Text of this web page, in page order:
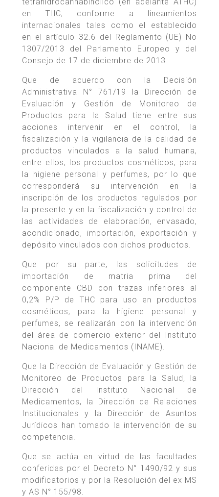
en THC, conforme a lineamientos
internacionales tales como el establecido
en el artículo 32.6 del Reglamento (UE) No
1307/2013 del Parlamento Europeo y del
Consejo de 17 de diciembre de 2013.
Que de acuerdo con la Decisión
Administrativa N° 761/19 la Dirección de
Evaluación y Gestión de Monitoreo de
Productos para la Salud tiene entre sus
acciones intervenir en el control, la
fiscalización y la vigilancia de la calidad de
productos vinculados a la salud humana,
entre ellos, los productos cosméticos, para
la higiene personal y perfumes, por lo que
corresponderá su intervención en la
inscripción de los productos regulados por
la presente y en la fiscalización y control de
las actividades de elaboración, envasado,
acondicionado, importación, exportación y
depósito vinculados con dichos productos.
Que por su parte, las solicitudes de
importación de matria prima del
componente CBD con trazas inferiores al
0,2% P/P de THC para uso en productos
cosméticos, para la higiene personal y
perfumes, se realizarán con la intervención
del área de comercio exterior del Instituto
Nacional de Medicamentos (INAME).
Que la Dirección de Evaluación y Gestión de
Monitoreo de Productos para la Salud, la
Dirección del Instituto Nacional de
Medicamentos, la Dirección de Relaciones
Institucionales y la Dirección de Asuntos
Jurídicos han tomado la intervención de su
competencia.
Que se actúa en virtud de las facultades
conferidas por el Decreto N° 1490/92 y sus
modificatorios y por la Resolución del ex MS
y AS N° 155/98.